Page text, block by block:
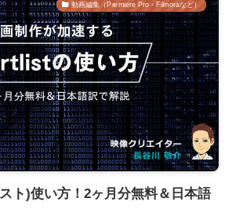
動画編集（Premiere Pro・Filmoraなど）
ト)使い方！2ヶ月分無料＆日本語